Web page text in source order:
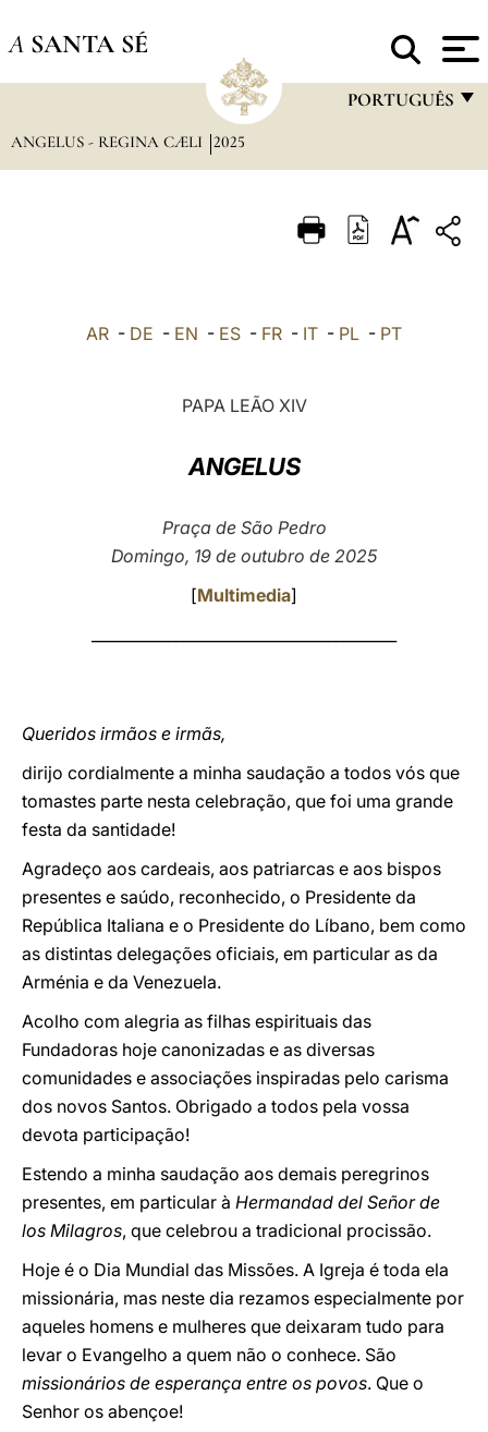
A SANTA SÉ
PORTUGUÊS
ITALIANO
ANGELUS - REGINA CÆLI 2025
AR - DE - EN - ES - FR - IT - PL - PT
PAPA LEÃO XIV
ANGELUS
Praça de São Pedro
Domingo, 19 de outubro de 2025
[Multimedia]
Queridos irmãos e irmãs,
dirijo cordialmente a minha saudação a todos vós que
tomastes parte nesta celebração, que foi uma grande
festa da santidade!
Agradeço aos cardeais, aos patriarcas e aos bispos
presentes e saúdo, reconhecido, o Presidente da
República Italiana e o Presidente do Líbano, bem como
as distintas delegações oficiais, em particular as da
Arménia e da Venezuela.
Acolho com alegria as filhas espirituais das
Fundadoras hoje canonizadas e as diversas
comunidades e associações inspiradas pelo carisma
dos novos Santos. Obrigado a todos pela vossa
devota participação!
Estendo a minha saudação aos demais peregrinos
presentes, em particular à Hermandad del Señor de
los Milagros, que celebrou a tradicional procissão.
Hoje é o Dia Mundial das Missões. A Igreja é toda ela
missionária, mas neste dia rezamos especialmente por
aqueles homens e mulheres que deixaram tudo para
levar o Evangelho a quem não o conhece. São
missionários de esperança entre os povos. Que o
Senhor os abençoe!